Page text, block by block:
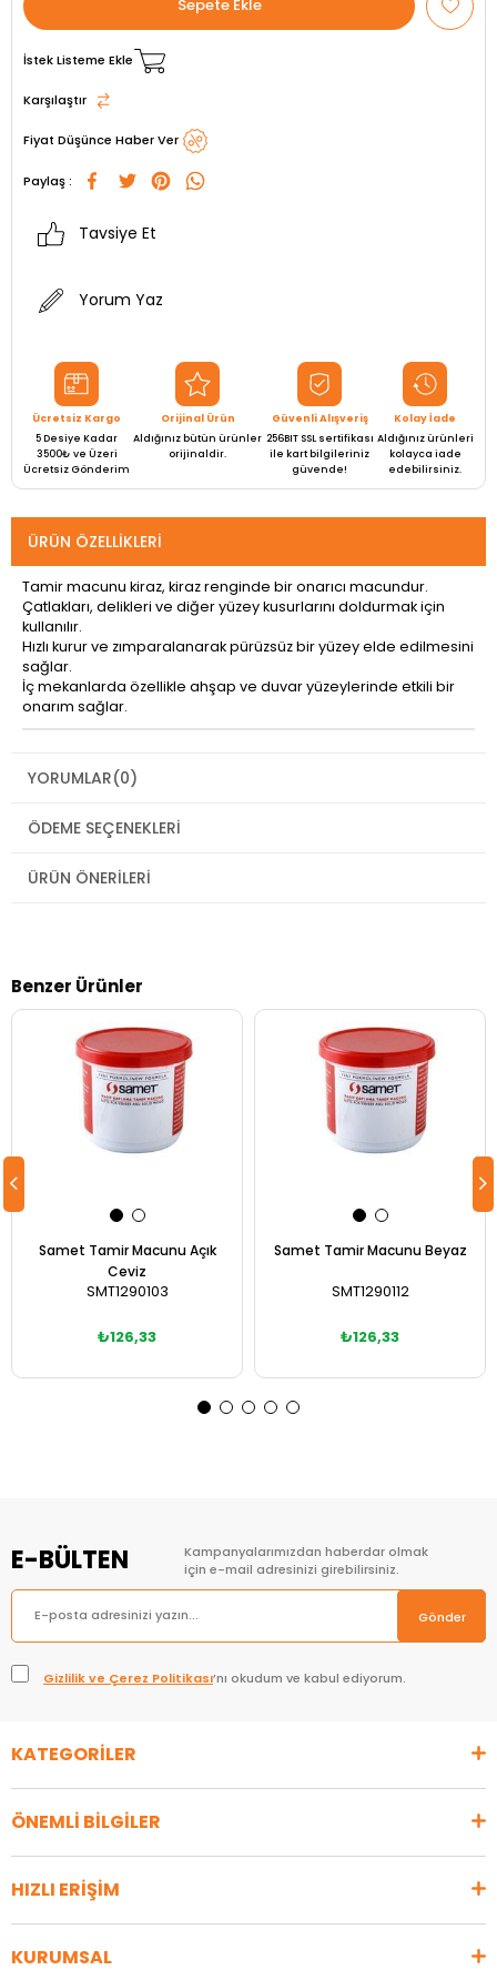
İstek Listeme Ekle
Karşılaştır
Fiyat Düşünce Haber Ver
Paylaş :
Tavsiye Et
Yorum Yaz
Ücretsiz Kargo
5 Desiye Kadar
3500₺ ve Üzeri
Ücretsiz Gönderim
Orijinal Ürün
Aldığınız bütün ürünler
orijinaldir.
Güvenli Alışveriş
256BIT SSL sertifikası
ile kart bilgileriniz
güvende!
Kolay İade
Aldığınız ürünleri
kolayca iade
edebilirsiniz.
ÜRÜN ÖZELLIKLERI
Tamir macunu kiraz, kiraz renginde bir onarıcı macundur.
Çatlakları, delikleri ve diğer yüzey kusurlarını doldurmak için
kullanılır.
Hızlı kurur ve zımparalanarak pürüzsüz bir yüzey elde edilmesini
sağlar.
İç mekanlarda özellikle ahşap ve duvar yüzeylerinde etkili bir
onarım sağlar.
YORUMLAR(0)
ÖDEME SEÇENEKLERI
ÜRÜN ÖNERILERI
Benzer Ürünler
Samet Tamir Macunu Açık
Ceviz
SMT1290103
₺126,33
Samet Tamir Macunu Beyaz
SMT1290112
₺126,33
E-BÜLTEN
Kampanyalarımızdan haberdar olmak
için e-mail adresinizi girebilirsiniz.
Gönder
Gizlilik ve Çerez Politikası’nı okudum ve kabul ediyorum.
KATEGORİLER
ÖNEMLİ BİLGİLER
HIZLI ERİŞİM
KURUMSAL